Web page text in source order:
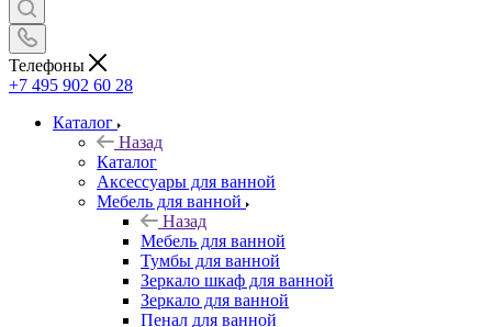
Телефоны
+7 495 902 60 28
Каталог
Назад
Каталог
Аксессуары для ванной
Мебель для ванной
Назад
Мебель для ванной
Тумбы для ванной
Зеркало шкаф для ванной
Зеркало для ванной
Пенал для ванной